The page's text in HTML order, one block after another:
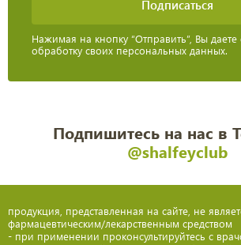
Нажимая на кнопку “Отправить”, Вы даете
обработку своих персональных данных.
Подпишитесь на нас в
@shalfeyclub
продукция, представленная на сайте, не
фармацевтическим/лекарственным средством
- при применении проконсультируйтесь с